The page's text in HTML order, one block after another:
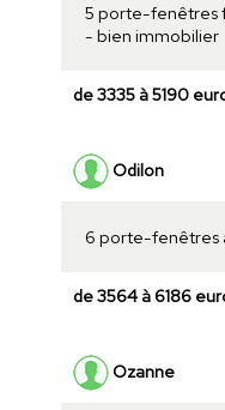
5 porte-fenêtres
- bien immobilier
de 3335 à 5190
Odilon
6 porte-fenêtres
de 3564 à 6186
Ozanne